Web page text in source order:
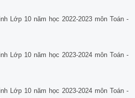
Lớp 10 năm học 2022-2023 môn Toán -
Lớp 10 năm học 2023-2024 môn Toán -
Lớp 10 năm học 2023-2024 môn Toán -